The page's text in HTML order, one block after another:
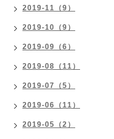
2019-11（9）
2019-10（9）
2019-09（6）
2019-08（11）
2019-07（5）
2019-06（11）
2019-05（2）